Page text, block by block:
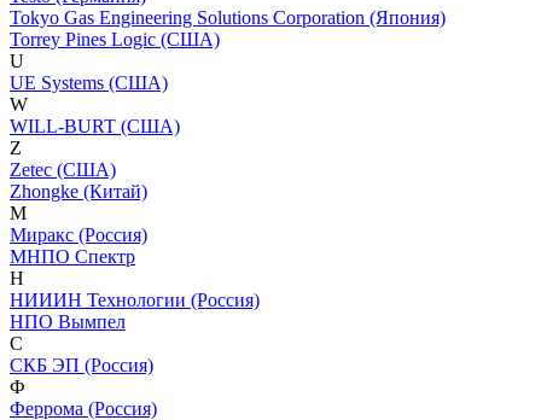
Tokyo Gas Engineering Solutions Corporation (Япония)
Torrey Pines Logic (США)
U
UE Systems (США)
W
WILL-BURT (США)
Z
Zetec (США)
Zhongke (Китай)
М
Миракс (Россия)
МНПО Спектр
Н
НИИИН Технологии (Россия)
НПО Вымпел
С
СКБ ЭП (Россия)
Ф
Феррома (Россия)